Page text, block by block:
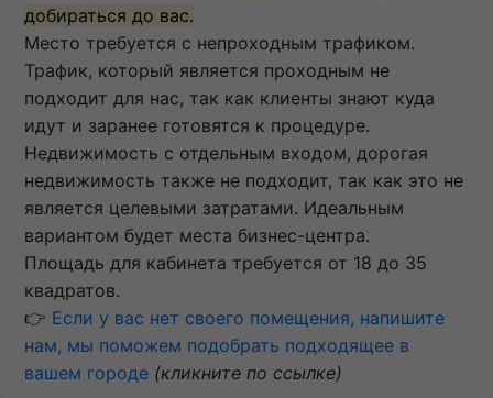
добираться до вас.
Место требуется с непроходным трафиком.
Трафик, который является проходным не
подходит для нас, так как клиенты знают куда
идут и заранее готовятся к процедуре.
Недвижимость с отдельным входом, дорогая
недвижимость также не подходит, так как это не
является целевыми затратами. Идеальным
вариантом будет места бизнес-центра.
Площадь для кабинета требуется от 18 до 35
квадратов.
👉 Если у вас нет своего помещения, напишите
нам, мы поможем подобрать подходящее в
вашем городе (кликните по ссылке)